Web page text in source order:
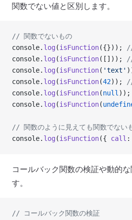
関数でない値と区別します。
// 関数でないもの
console. log (isFunction({}));
console. log (isFunction([]));
console. log (isFunction( 'text'
console. log (isFunction(42));
console. log (isFunction(null ));
console. log (isFunction(
// 関数のように見えても関数でない
console. log (isFunction({ call :
コールバック関数の検証や動的
す。
// コールバック関数の検証